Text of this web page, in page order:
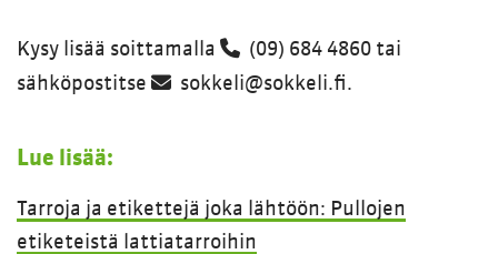
Kysy lisää soittamalla (09) 684 4860 tai
sähköpostitse
sokkeli@sokkeli.fi.
Lue lisää:
Tarroja ja etikettejä joka lähtöön: Pullojen
etiketeistä lattiatarroihin